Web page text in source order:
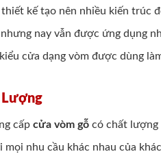
kế tạo nên nhiều kiến trúc
nay vẫn được ứng dụng
cửa dạng vòm được dùng
Lượng
cấp cửa vòm gỗ có chất lượng
nhu cầu khác nhau của